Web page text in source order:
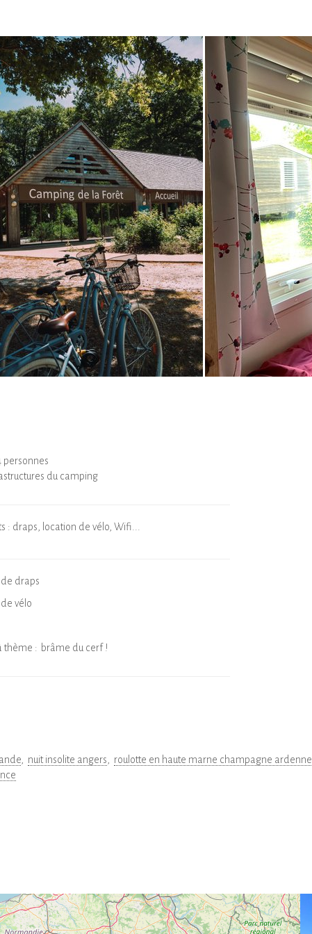
personnes
du camping
: draps, location de vélo, Wifi...
de draps
de vélo
thème : brâme du cerf !
nuit insolite angers roulotte en haute marne champagne ardenne